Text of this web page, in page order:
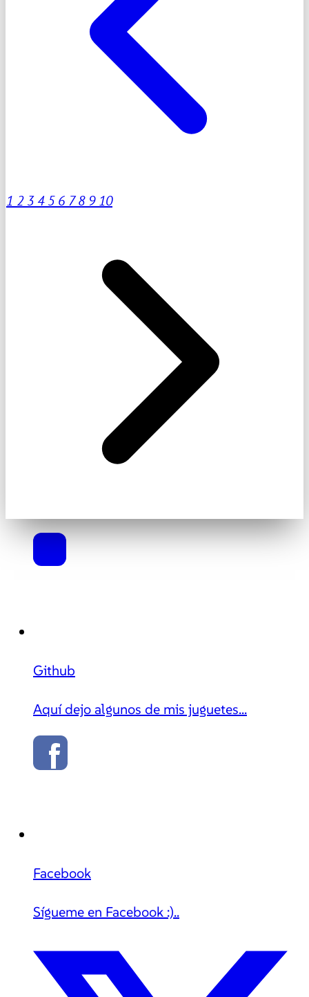
1 23456 78910
Github
Aquí dejo algunos de mis juguetes...
Facebook
Sígueme en Facebook :)..